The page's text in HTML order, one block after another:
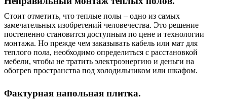
Стоит отметить, что теплые полы – одно из самых
замечательных изобретений человечества. Это решение
постепенно становится доступным по цене и технологии
монтажа. Но прежде чем заказывать кабель или мат для
теплого пола, необходимо определиться с расстановкой
мебели, чтобы не тратить электроэнергию и деньги на
обогрев пространства под холодильником или шкафом.
Фактурная напольная плитка.